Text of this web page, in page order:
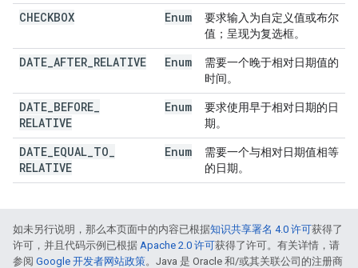
CHECKBOX Enum
要求输入为自定义值或布尔
值；呈现为复选框。
DATE AFTER RELATIVE Enum
需要一个晚于相对日期值的
时间。
DATE BEFORE
RELATIVE
Enum
要求使用早于相对日期的日
期。
DATE EQUAL TO
RELATIVE
Enum
需要一个与相对日期值相等
的日期。
如未另行说明，那么本页面中的内容已根据知识共享署名 4.0 许可获得了
许可，并且代码示例已根据 Apache 2.0 许可获得了许可。有关详情，请
参阅 Google 开发者网站政策。Java 是 Oracle 和/或其关联公司的注册商